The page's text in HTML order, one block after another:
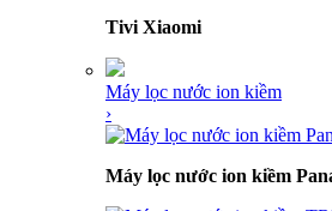
Tivi Xiaomi
Máy lọc nước ion kiềm
›
Máy lọc nước ion kiềm